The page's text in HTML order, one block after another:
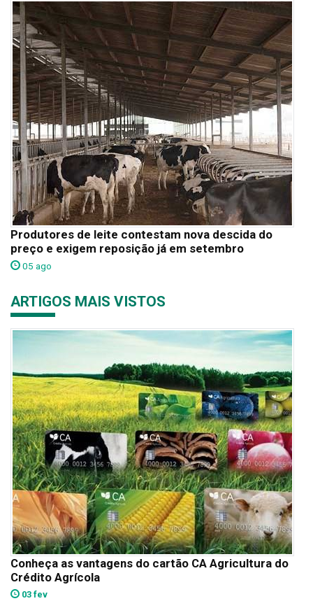
Produtores de leite contestam nova descida do
preço e exigem reposição já em setembro
05 ago
ARTIGOS MAIS VISTOS
Conheça as vantagens do cartão CA Agricultura do
Crédito Agrícola
03 fev